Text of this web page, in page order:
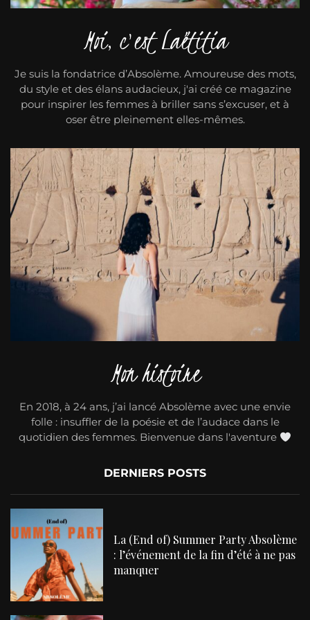
Moi, c'est Laëtitia
Je suis la fondatrice d’Absolème. Amoureuse des mots,
du style et des élans audacieux, j'ai créé ce magazine
pour inspirer les femmes à briller sans s’excuser, et à
oser être pleinement elles-mêmes.
Mon histoire
En 2018, à 24 ans, j’ai lancé Absolème avec une envie
folle : insuffler de la poésie et de l’audace dans le
quotidien des femmes. Bienvenue dans l'aventure
DERNIERS POSTS
La (End of) Summer Party Absolème
: l’événement de la fin d’été à ne pas
manquer